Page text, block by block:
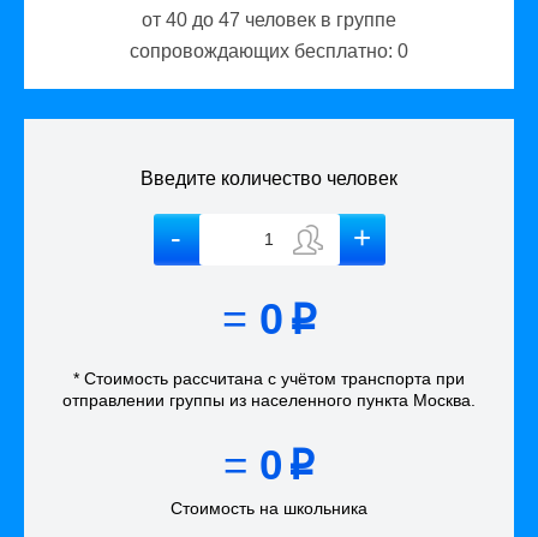
от 40 до 47 человек в группе
сопровождающих бесплатно: 0
Введите количество человек
= 0 p
* Стоимость рассчитана с учётом транспорта при
отправлении группы из населенного пункта Москва
= 0 p
Стоимость на школьника